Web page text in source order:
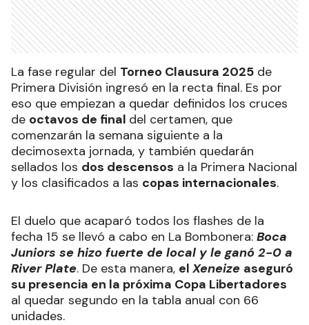
La fase regular del Torneo Clausura 2025 de
Primera División ingresó en la recta final. Es por
eso que empiezan a quedar definidos los cruces
de octavos de final del certamen, que
comenzarán la semana siguiente a la
decimosexta jornada, y también quedarán
sellados los dos descensos a la Primera Nacional
y los clasificados a las copas internacionales.
El duelo que acaparó todos los flashes de la
fecha 15 se llevó a cabo en La Bombonera: Boca
Juniors se hizo fuerte de local y le ganó 2-0 a
River Plate. De esta manera, el Xeneize aseguró
su presencia en la próxima Copa Libertadores
al quedar segundo en la tabla anual con 66
unidades.